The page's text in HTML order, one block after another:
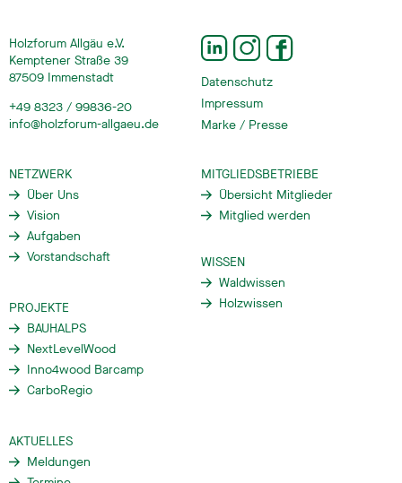
Holzforum Allgäu e.V.
Kemptener Straße 39
87509 Immenstadt
+49 8323 / 99836-20
info@holzforum-allgaeu.de
Datenschutz
Impressum
Marke / Presse
NETZWERK
Über Uns
Vision
Aufgaben
Vorstandschaft
MITGLIEDSBETRIEBE
Übersicht Mitglieder
Mitglied werden
WISSEN
Waldwissen
Holzwissen
PROJEKTE
BAUHALPS
NextLevelWood
Inno4wood Barcamp
CarboRegio
AKTUELLES
Meldungen